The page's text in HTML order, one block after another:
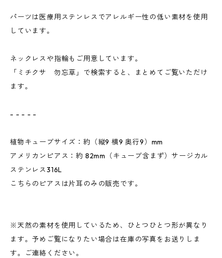
パーツは医療用ステンレスでアレルギー性の低い素材を使用
しています。
ネックレスや指輪もご用意しています。
「ミチクサ 勿忘草」で検索すると、まとめてご覧いただけ
ます。
- - - - -
植物キューブサイズ：約（縦9 横9 奥行9）mm
アメリカンピアス：約 82mm（キューブ含まず）サージカル
ステンレス316L
こちらのピアスは片耳のみの販売です。
※天然の素材を使用しているため、ひとつひとつ形が異なり
ます。予めご覧になりたい場合は在庫の写真をお送りしま
す。ご連絡ください。